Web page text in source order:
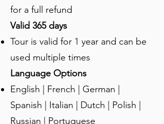
brother and sister named Felix and
Exuperantius, were brought here and
beheaded for refusing to renounce
their faith. The Romans expected them
to die, and they did, but not
immediately. First, they stood up,
picked up their severed heads, held
them in their arms, and began to walk.
They walked away from the water, up
for a full refund
Valid 365 days
Tour is valid for 1 year and can be
used multiple times
Language Options
English | French | German |
Spanish | Italian | Dutch | Polish |
Russian | Portuguese